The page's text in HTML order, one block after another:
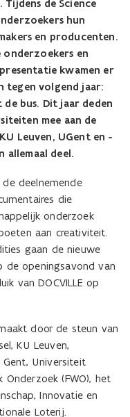
de Science
hun
en producenten.
onderzoekers en
kwamen er
tegen volgend jaar:
bus. Dit jaar deden
mee aan de
Leuven, UGent en -
allemaal deel.
de deelnemende
die
onderzoek
aan creativiteit.
gaan de nieuwe
de openingsavond van
van DOCVILLE op
door de steun van
KU Leuven,
Universiteit
Onderzoek (FWO), het
Innovatie en
Loterij.